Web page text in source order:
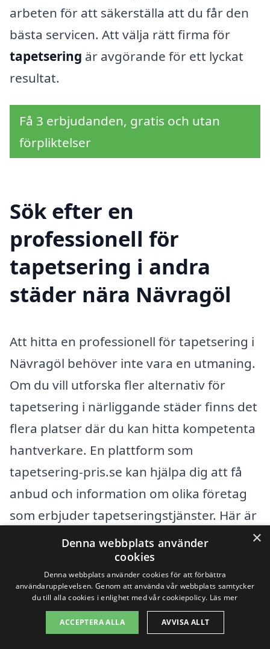
arbeten för att säkerställa att du får den
bästa servicen. Att välja rätt firma för
tapetsering är avgörande för ett lyckat
resultat.
Få 3 erbjudanden, gratis och utan
förpliktelser
Sök efter en
professionell för
tapetsering i andra
städer nära Nävragöl
Att hitta en professionell för tapetsering i
Nävragöl behöver inte vara en utmaning.
Om du vill utforska fler alternativ för
tapetsering i närliggande städer finns det
flera platser där du kan hitta kompetenta
hantverkare. En plattform som
tapetsering-pris.se kan hjälpa dig att få
anbud och information om olika företag
som erbjuder tapetseringstjänster. Här är
några städer i närheten där du kan finna
Karlskrona
Ronneby
×
Denna webbplats använder
cookies
Denna webbplats använder cookies för att förbättra
användarupplevelsen. Genom att använda vår webbplats samtycker
du till alla cookies i enlighet med vår cookiepolicy. Läs mer
ACCEPTERA ALLA AVVISA ALLT